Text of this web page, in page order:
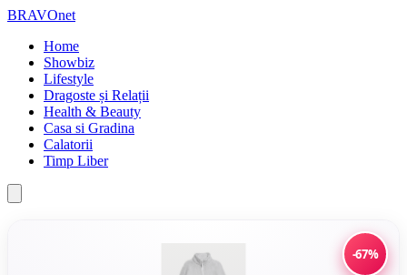
BRAVOnet
Home
Showbiz
Lifestyle
Dragoste și Relații
Health & Beauty
Casa si Gradina
Calatorii
Timp Liber
-67%